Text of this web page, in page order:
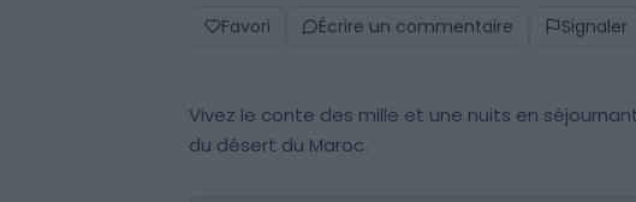
Favori Écrire un commentaire Signaler
Vivez le conte des mille et une nuits en
du désert du Maroc.